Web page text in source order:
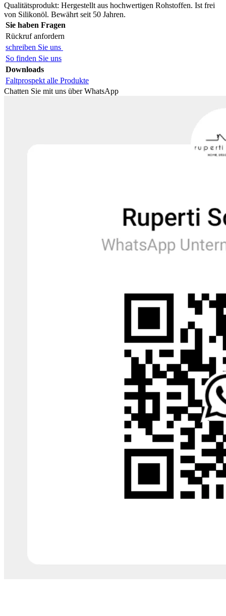
Qualitätsprodukt: Hergestellt aus hochwertigen Rohstoffen. Ist frei
von Silikonöl. Bewährt seit 50 Jahren.
Sie haben Fragen
Rückruf anfordern
schreiben Sie uns
So finden Sie uns
Downloads
Faltprospekt alle Produkte
Chatten Sie mit uns über WhatsApp